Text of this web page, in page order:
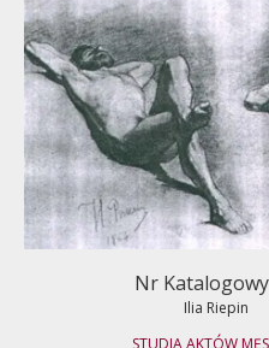
Nr
Ilia Riepin
STUDIA AKTÓW